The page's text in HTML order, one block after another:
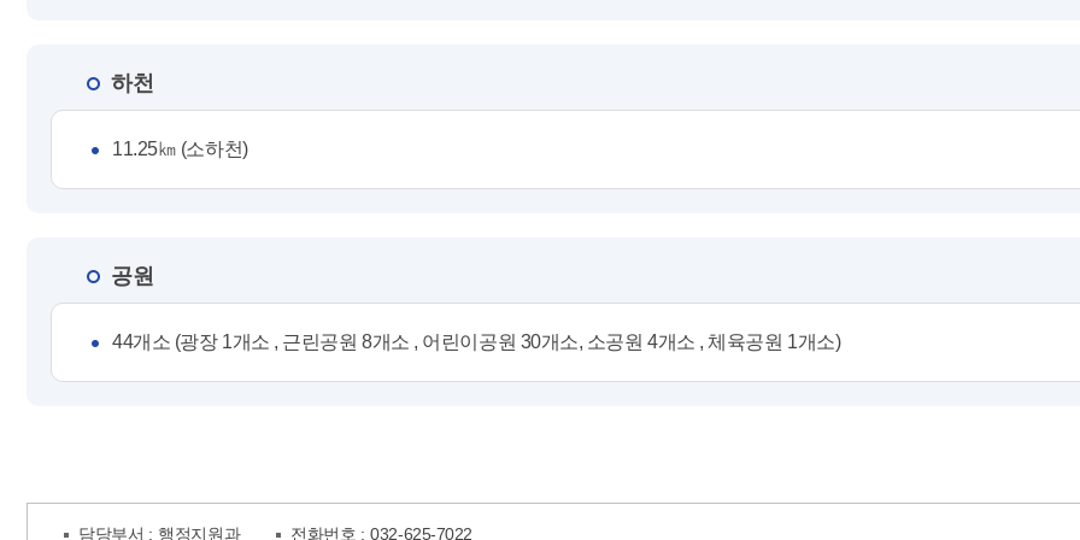
하천
11.25㎞ (소하천)
공원
44개소 (광장 1개소 , 근린공원 8개소 , 어린이공원 30개소, 소공원 4개소 , 체육공원 1개소)
담당부서 : 행정지원과 전화번호 : 032-625-7022